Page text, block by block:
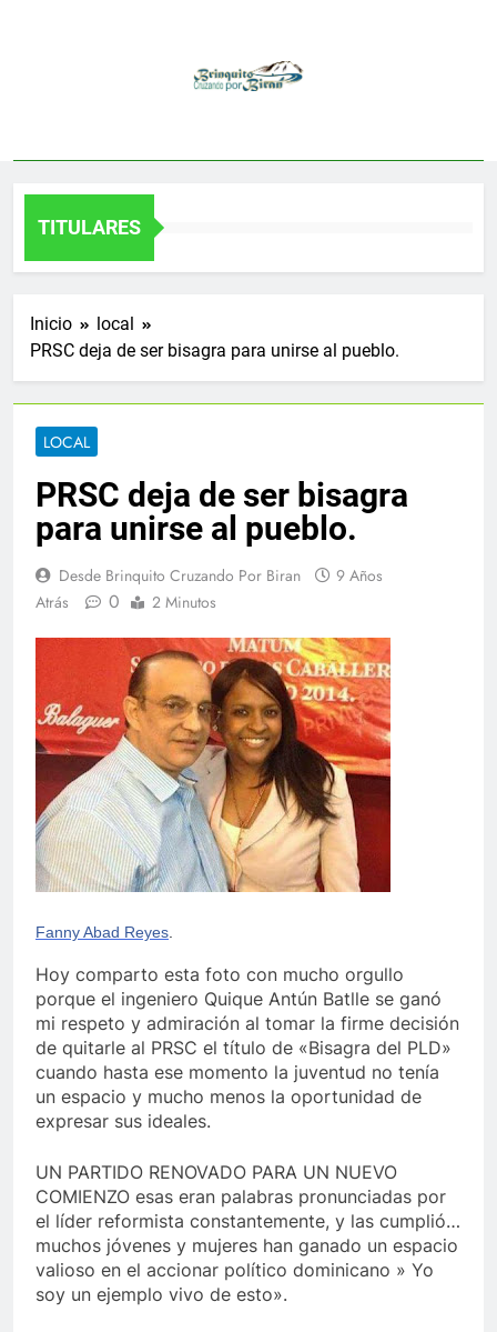
TITULARES
Inicio
local
PRSC deja de ser bisagra para unirse al pueblo.
LOCAL
PRSC deja de ser bisagra
para unirse al pueblo.
Desde Brinquito Cruzando Por Biran
9 Años
Atrás
0 2 Minutos
Fanny Abad Reyes
Hoy comparto esta foto con mucho orgullo
porque el ingeniero Quique Antún Batlle se ganó
mi respeto y admiración al tomar la firme decisión
de quitarle al PRSC el título de «Bisagra del PLD»
cuando hasta ese momento la juventud no tenía
un espacio y mucho menos la oportunidad de
expresar sus ideales.
UN PARTIDO RENOVADO PARA UN NUEVO
COMIENZO esas eran palabras pronunciadas por
el líder reformista constantemente, y las cumplió…
muchos jóvenes y mujeres han ganado un espacio
valioso en el accionar político dominicano » Yo
soy un ejemplo vivo de esto».